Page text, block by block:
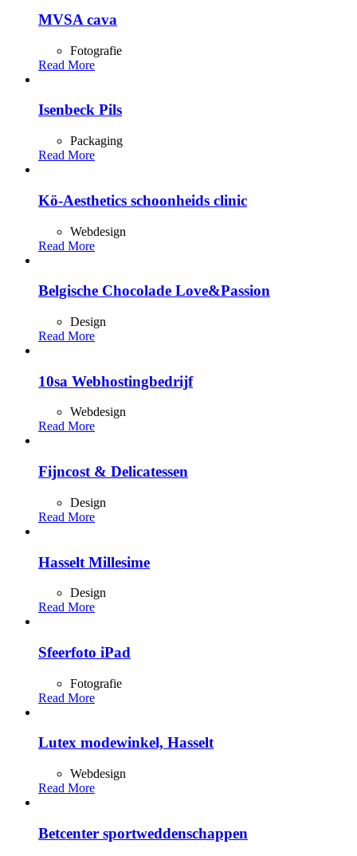
MVSA cava
Fotografie
Read More
Isenbeck Pils
Packaging
Read More
Kö-Aesthetics schoonheids clinic
Webdesign
Read More
Belgische Chocolade Love&Passion
Design
Read More
10sa Webhostingbedrijf
Webdesign
Read More
Fijncost & Delicatessen
Design
Read More
Hasselt Millesime
Design
Read More
Sfeerfoto iPad
Fotografie
Read More
Lutex modewinkel, Hasselt
Webdesign
Read More
Betcenter sportweddenschappen